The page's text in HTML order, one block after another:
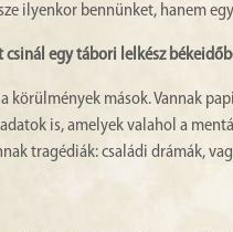
ilyenkor bennünket, hanem
egy tábori lelkész
a körülmények mások. Vannak
is, amelyek valahol a
tragédiák: családi drámák,